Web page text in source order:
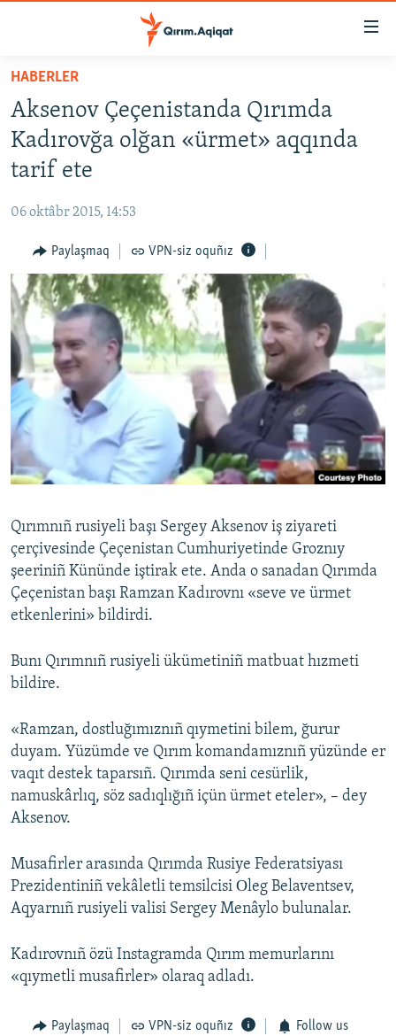
Esas
qaytmaq
Baş
navigatsiyağa
qaytmaq
Qıdıruvğa
HABERLER
SİYASET
İQTİSADİYAT
MEDENİYET
İNSAN AQLARI
VİDEO
SÜRET
BLOGLAR
FİKİR
Русский
Українською
RFE/RS bütün saytları
HABERLER
Aksenov Çeçenistanda Qırımda
Kadırovğa olğan «ürmet» aqqında
tarif ete
06 oktâbr 2015, 14:53
Paylaşmaq VPN-siz oquñız
Qırımnıñ rusiyeli başı Sergey Aksenov iş ziyareti
çerçivesinde Çeçenistan Cumhuriyetinde Groznıy
şeeriniñ Kününde iştirak ete. Anda o sanadan Qırımda
Çeçenistan başı Ramzan Kadırovnı «seve ve ürmet
etkenlerini» bildirdi.
Bunı Qırımnıñ rusiyeli ükümetiniñ matbuat hızmeti
bildire.
«Ramzan, dostluğımıznıñ qıymetini bilem, ğurur
duyam. Yüzümde ve Qırım komandamıznıñ yüzünde er
vaqıt destek taparsıñ. Qırımda seni cesürlik,
namuskârlıq, söz sadıqlığıñ içün ürmet eteler», – dey
Aksenov.
Musafirler arasında Qırımda Rusiye Federatsiyası
Prezidentiniñ vekâletli temsilcisi Оleg Belaventsev,
Aqyarnıñ rusiyeli valisi Sergey Menâylo bulunalar.
Kadırovnıñ özü Instagramda Qırım memurlarını
«qıymetli musafirler» olaraq adladı.
Paylaşmaq VPN-siz oquñız Follow us